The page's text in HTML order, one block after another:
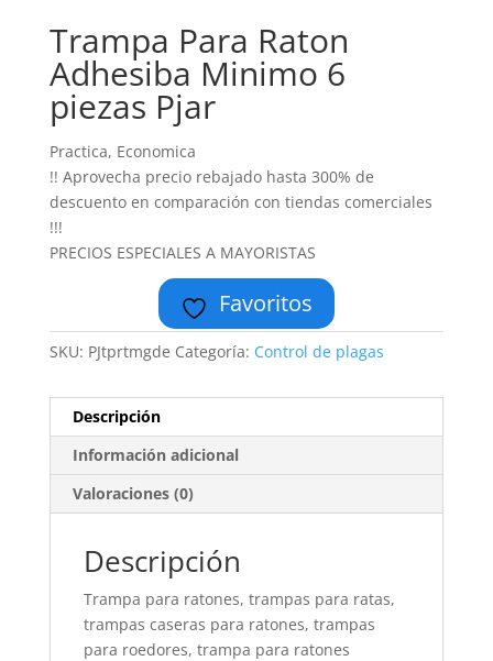
Trampa Para Raton
Adhesiba Minimo 6
piezas Pjar
Practica, Economica
!! Aprovecha precio rebajado hasta 300% de
descuento en comparación con tiendas comerciales
!!!
PRECIOS ESPECIALES A MAYORISTAS
Favoritos
SKU: PJtprtmgde Categoría: Control de plagas
Descripción
Información adicional
Valoraciones (0)
Descripción
Trampa para ratones, trampas para ratas,
trampas caseras para ratones, trampas
para roedores, trampa para ratones